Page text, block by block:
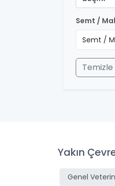
Semt /
Temizle
Yakın
Genel